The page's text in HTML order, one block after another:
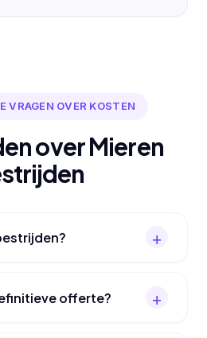
VRAGEN OVER KOSTEN
over Mieren
offerte?